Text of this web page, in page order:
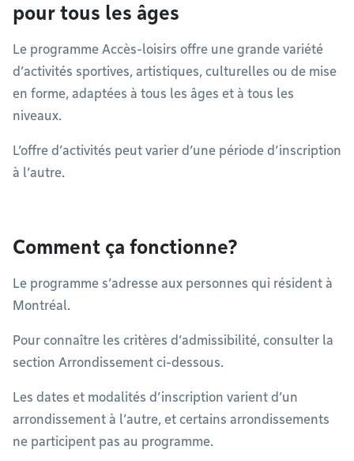
pour tous les âges
Le programme Accès-loisirs offre une grande variété
d’activités sportives, artistiques, culturelles ou de mise
en forme, adaptées à tous les âges et à tous les
niveaux.
L’offre d’activités peut varier d’une période d’inscription
à l’autre.
Comment ça fonctionne?
Le programme s’adresse aux personnes qui résident à
Montréal.
Pour connaître les critères d’admissibilité, consulter la
section Arrondissement ci-dessous.
Les dates et modalités d’inscription varient d’un
arrondissement à l’autre, et certains arrondissements
ne participent pas au programme.